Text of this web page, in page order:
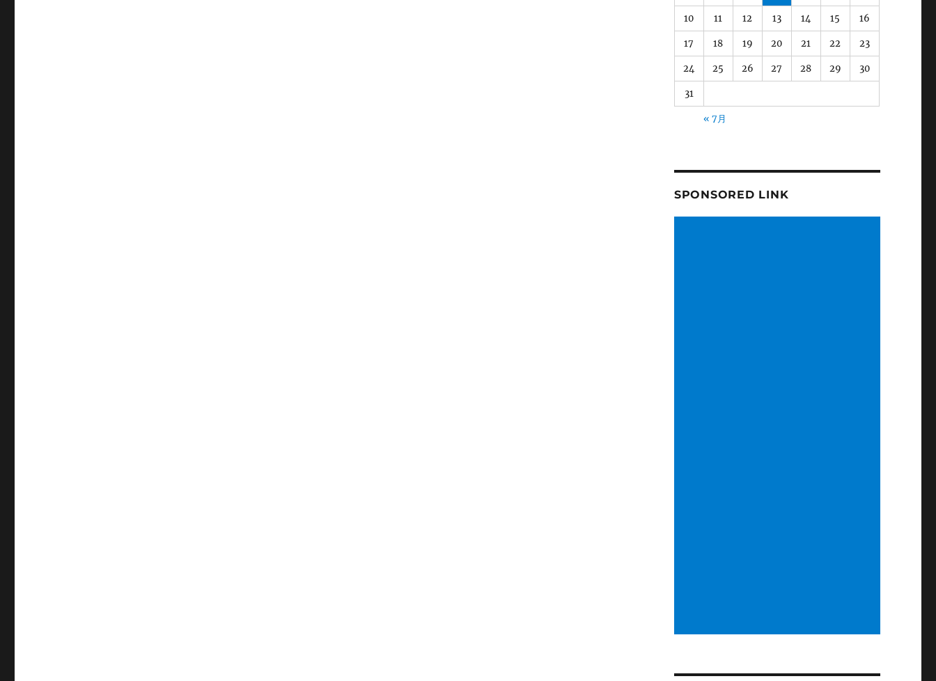
10 11 12 13 14 15 16
17 18 19 20 21 22 23
24 25 26 27 28 29 30
31
« 7月
SPONSORED LINK